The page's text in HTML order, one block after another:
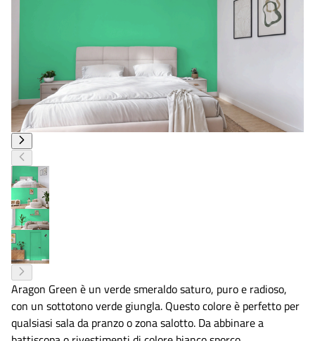
Aragon Green è un verde smeraldo saturo, puro e radioso,
con un sottotono verde giungla. Questo colore è perfetto per
qualsiasi sala da pranzo o zona salotto. Da abbinare a